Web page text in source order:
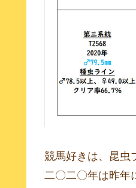
競馬好きは、昆虫
二〇二〇年は昨年